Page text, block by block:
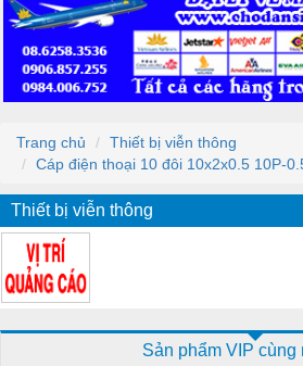
Trang chủ
Thiết bị viễn thông
Cáp điện thoại 10 đôi 10x2x0.5 10P-
Thiết bị viễn thông
Sản phẩm VIP cùng